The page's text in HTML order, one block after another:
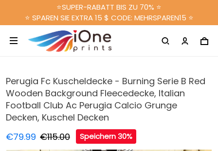
⭐SUPER-RABATT BIS ZU 70% ⭐
⭐ SPAREN SIE EXTRA 15 $ CODE: MEHRSPAREN15 ⭐
Perugia Fc Kuscheldecke - Burning Serie B Red
Wooden Background Fleecedecke, Italian
Football Club Ac Perugia Calcio Grunge
Decken, Kuschel Decken
€79.99 €115.00 Speichern 30%